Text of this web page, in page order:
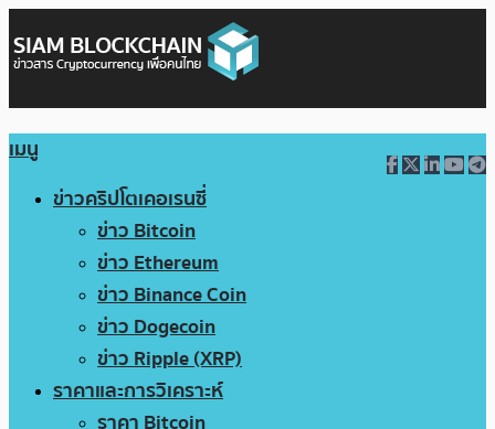
เมนู
ข่าวคริปโตเคอเรนซี่
ข่าว Bitcoin
ข่าว Ethereum
ข่าว Binance Coin
ข่าว Dogecoin
ข่าว Ripple (XRP)
ราคาและการวิเคราะห์